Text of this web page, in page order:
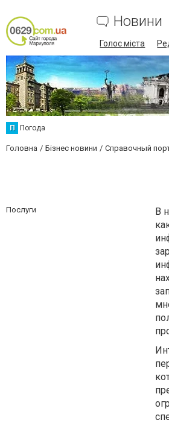
Новини
Голос міста
П Погода
Головна Бізнес новини Справочный
Послуги
В